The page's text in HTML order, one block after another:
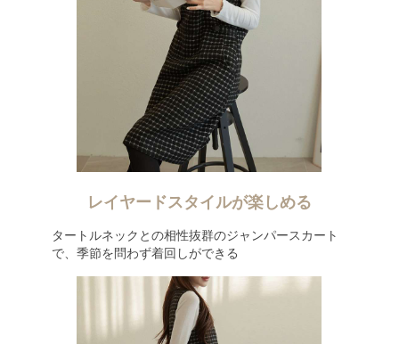
レイヤードスタイルが楽しめる
タートルネックとの相性抜群のジャンパースカート
で、季節を問わず着回しができる